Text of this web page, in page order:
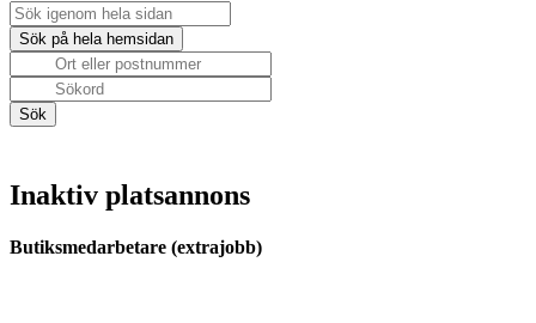
Inaktiv platsannons
Butiksmedarbetare (extrajobb)